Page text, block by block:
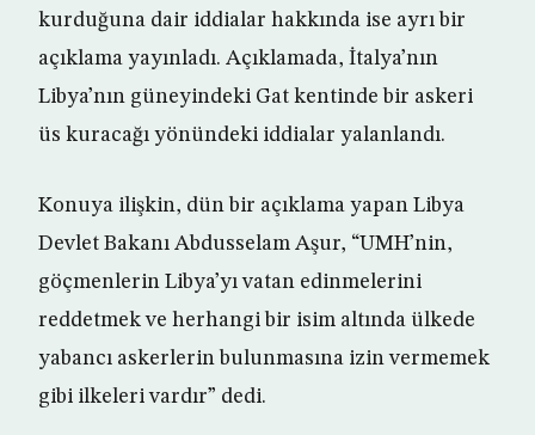
kurduğuna dair iddialar hakkında ise ayrı bir
açıklama yayınladı. Açıklamada, İtalya’nın
Libya’nın güneyindeki Gat kentinde bir askeri
üs kuracağı yönündeki iddialar yalanlandı.
Konuya ilişkin, dün bir açıklama yapan Libya
Devlet Bakanı Abdusselam Aşur, “UMH’nin,
göçmenlerin Libya’yı vatan edinmelerini
reddetmek ve herhangi bir isim altında ülkede
yabancı askerlerin bulunmasına izin vermemek
gibi ilkeleri vardır” dedi.